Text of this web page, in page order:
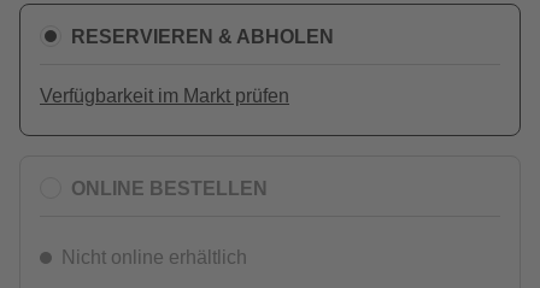
RESERVIEREN & ABHOLEN
Verfügbarkeit im Markt prüfen
ONLINE BESTELLEN
Nicht online erhältlich